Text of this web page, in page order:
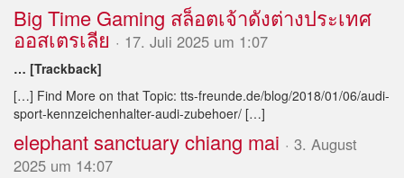
Big Time Gaming สล็อตเจ้าดังต่างประเทศ
ออสเตรเลีย · 17. Juli 2025 um 1:07
… [Trackback]
[…] Find More on that Topic: tts-freunde.de/blog/2018/01/06/audi-
sport-kennzeichenhalter-audi-zubehoer/ […]
elephant sanctuary chiang mai · 3. August
2025 um 14:07